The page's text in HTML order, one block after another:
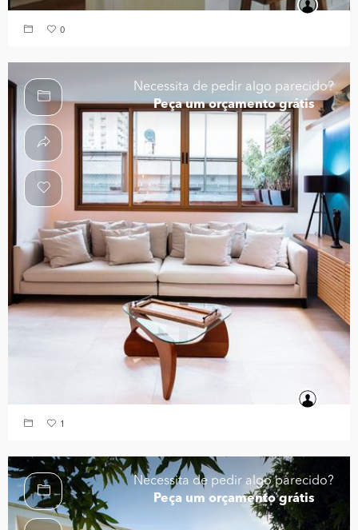
0
Necessita de pedir algo parecido?
Peça um orçamento grátis
1
Necessita de pedir algo parecido?
Peça um orçamento grátis